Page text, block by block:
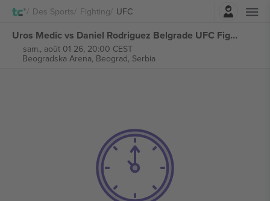
Des Sports Fighting UFC
Uros Medic vs Daniel Rodriguez Belgrade UFC Fight Night billets
sam., août 01 26, 20:00 CEST
Beogradska Arena, Beograd, Serbia